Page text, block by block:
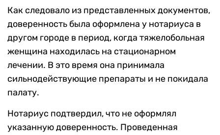
Как следовало из представленных документов,
доверенность была оформлена у нотариуса в
другом городе в период, когда тяжелобольная
женщина находилась на стационарном
лечении. В это время она принимала
сильнодействующие препараты и не покидала
палату.
Нотариус подтвердил, что не оформлял
указанную доверенность. Проведенная